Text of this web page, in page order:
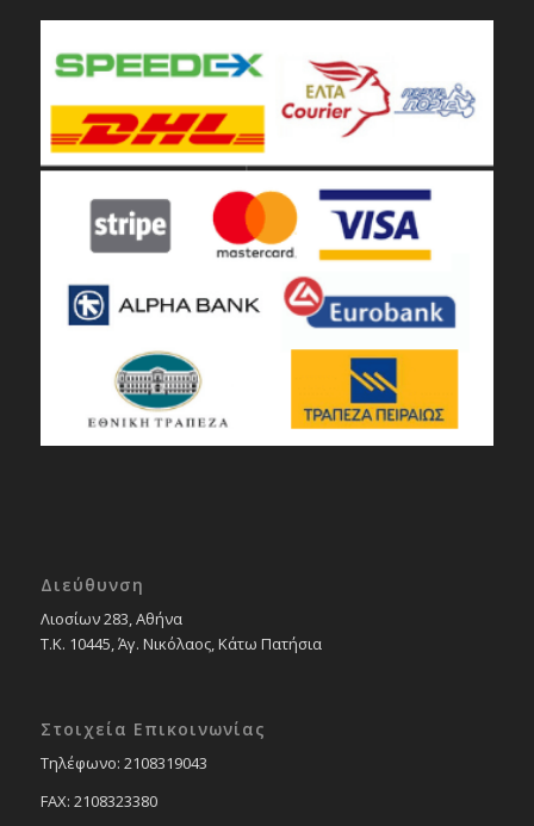
Διεύθυνση
Λιοσίων 283, Αθήνα
Τ.Κ. 10445, Άγ. Νικόλαος, Κάτω Πατήσια
Στοιχεία Επικοινωνίας
Tηλέφωνο: 2108319043
FAX: 2108323380